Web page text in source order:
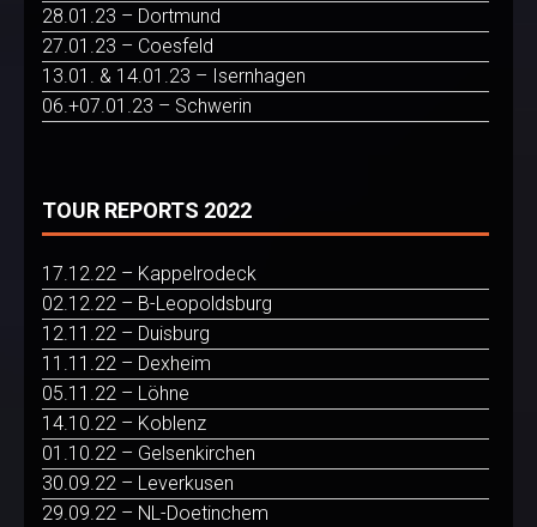
28.01.23 – Dortmund
27.01.23 – Coesfeld
13.01. & 14.01.23 – Isernhagen
06.+07.01.23 – Schwerin
TOUR REPORTS 2022
17.12.22 – Kappelrodeck
02.12.22 – B-Leopoldsburg
12.11.22 – Duisburg
11.11.22 – Dexheim
05.11.22 – Löhne
14.10.22 – Koblenz
01.10.22 – Gelsenkirchen
30.09.22 – Leverkusen
29.09.22 – NL-Doetinchem